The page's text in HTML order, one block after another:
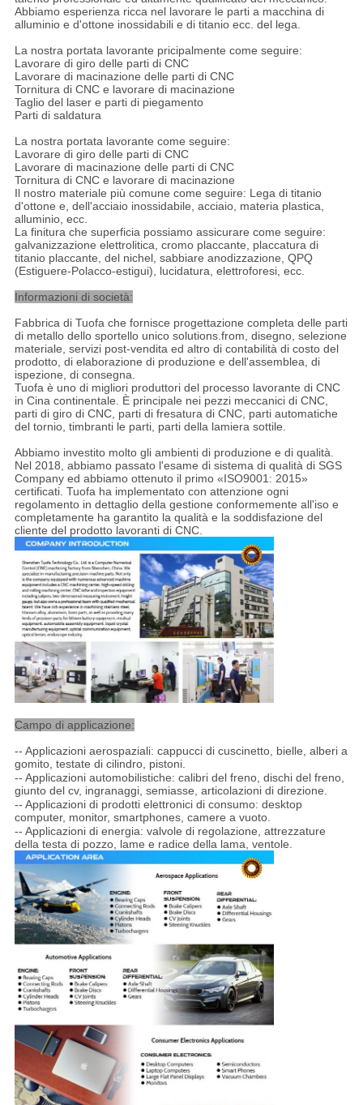
Abbiamo esperienza ricca nel lavorare le parti a macchina di
alluminio e d'ottone inossidabili e di titanio ecc. del lega.
La nostra portata lavorante pricipalmente come seguire:
Lavorare di giro delle parti di CNC
Lavorare di macinazione delle parti di CNC
Tornitura di CNC e lavorare di macinazione
Taglio del laser e parti di piegamento
Parti di saldatura
La nostra portata lavorante come seguire:
Lavorare di giro delle parti di CNC
Lavorare di macinazione delle parti di CNC
Tornitura di CNC e lavorare di macinazione
Il nostro materiale più comune come seguire: Lega di titanio
d'ottone e, dell'acciaio inossidabile, acciaio, materia plastica,
alluminio, ecc.
La finitura che superficia possiamo assicurare come seguire:
galvanizzazione elettrolitica, cromo placcante, placcatura di
titanio placcante, del nichel, sabbiare anodizzazione, QPQ
(Estiguere-Polacco-estigui), lucidatura, elettroforesi, ecc.
Informazioni di società:
Fabbrica di Tuofa che fornisce progettazione completa delle parti
di metallo dello sportello unico solutions.from, disegno, selezione
materiale, servizi post-vendita ed altro di contabilità di costo del
prodotto, di elaborazione di produzione e dell'assemblea, di
ispezione, di consegna.
Tuofa è uno di migliori produttori del processo lavorante di CNC
in Cina continentale. È principale nei pezzi meccanici di CNC,
parti di giro di CNC, parti di fresatura di CNC, parti automatiche
del tornio, timbranti le parti, parti della lamiera sottile.
Abbiamo investito molto gli ambienti di produzione e di qualità.
Nel 2018, abbiamo passato l'esame di sistema di qualità di SGS
Company ed abbiamo ottenuto il primo «ISO9001: 2015»
certificati. Tuofa ha implementato con attenzione ogni
regolamento in dettaglio della gestione conformemente all'iso e
completamente ha garantito la qualità e la soddisfazione del
cliente del prodotto lavoranti di CNC.
Campo di applicazione:
-- Applicazioni aerospaziali: cappucci di cuscinetto, bielle, alberi a
gomito, testate di cilindro, pistoni.
-- Applicazioni automobilistiche: calibri del freno, dischi del freno,
giunto del cv, ingranaggi, semiasse, articolazioni di direzione.
-- Applicazioni di prodotti elettronici di consumo: desktop
computer, monitor, smartphones, camere a vuoto.
-- Applicazioni di energia: valvole di regolazione, attrezzature
della testa di pozzo, lame e radice della lama, ventole.